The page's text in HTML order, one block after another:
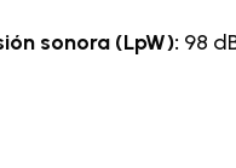
sonora (LpW): 98